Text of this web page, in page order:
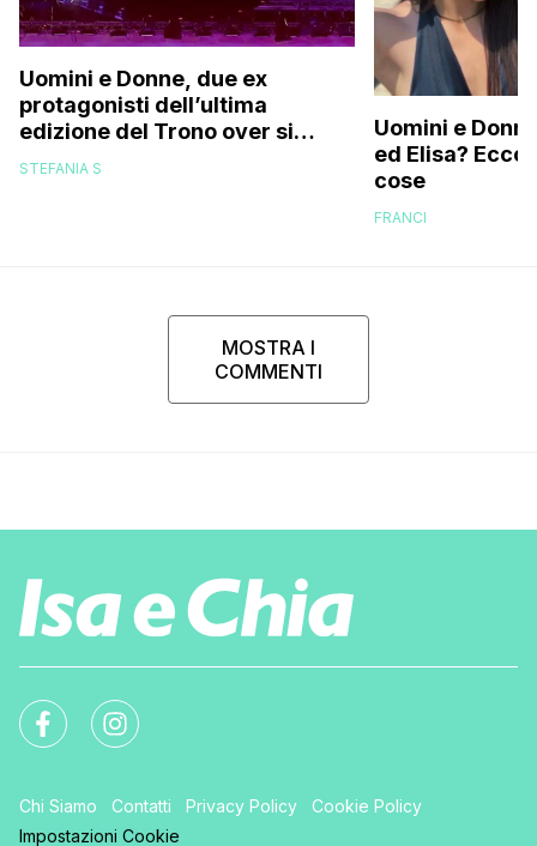
Uomini e Donne, due ex
protagonisti dell’ultima
edizione del Trono over si
stanno frequentando fuori dal
STEFANIA S
Uomini e
ed Elisa? Ecco
cose
FRANCI
MOSTRA I
COMMENTI
Chi Siamo Contatti Privacy Policy
Cookie Policy
Impostazioni Cookie